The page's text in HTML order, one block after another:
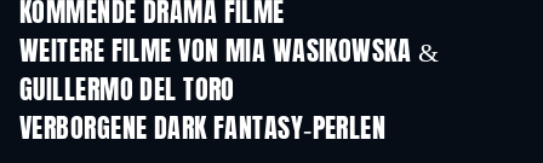
KOMMENDE DRAMA FILME
WEITERE FILME VON MIA WASIKOWSKA &
GUILLERMO DEL TORO
VERBORGENE DARK FANTASY-PERLEN
Serie